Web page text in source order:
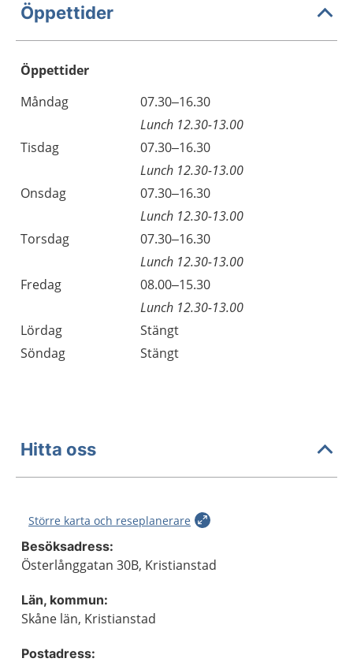
Öppettider
Öppettider
Dag
Öppettider
Kommentarer
Måndag
07.30–16.30
Lunch 12.30-13.00
Tisdag
07.30–16.30
Lunch 12.30-13.00
Onsdag
07.30–16.30
Lunch 12.30-13.00
Torsdag
07.30–16.30
Lunch 12.30-13.00
Fredag
08.00–15.30
Lunch 12.30-13.00
Lördag
Stängt
Söndag
Stängt
Hitta oss
Större karta och reseplanerare
Besöksadress:
Österlånggatan 30B, Kristianstad
Län, kommun:
Skåne län, Kristianstad
Postadress: